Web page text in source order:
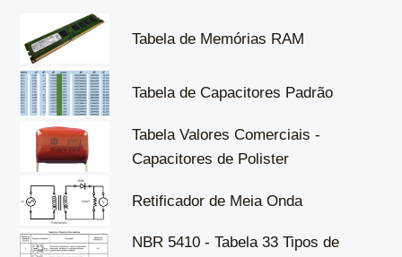
Tabela de Memórias RAM
Tabela de Capacitores Padrão
Tabela Valores Comerciais -
Capacitores de Polister
Retificador de Meia Onda
NBR 5410 - Tabela 33 Tipos de